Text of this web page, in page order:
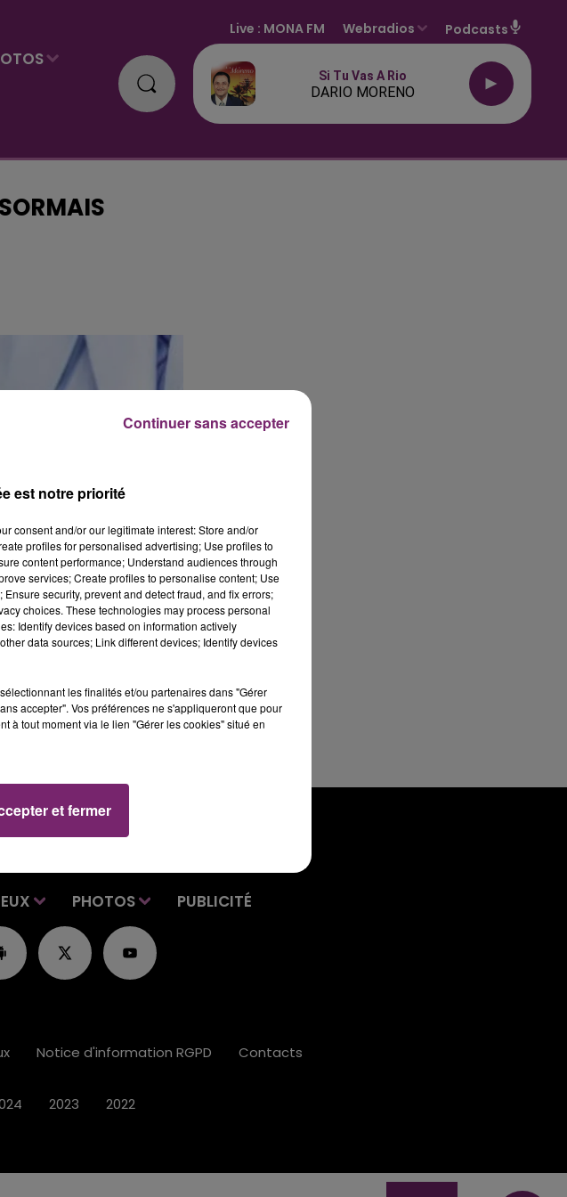
Live : MONA FM Webradios Podcasts
Si Tu Vas A Rio
DARIO MORENO
PHOTOS PUBLICITÉ
Notice d'information RGPD Contacts
2023 2022
est notre priorité
consent and/or our legitimate interest: Store and/or
profiles for personalised advertising; Use profiles to
content performance; Understand audiences through
services; Create profiles to personalise content; Use
security, prevent and detect fraud, and fix errors;
choices. These technologies may process personal
Identify devices based on information actively
data sources; Link different devices; Identify devices
les finalités et/ou partenaires dans "Gérer
accepter". Vos préférences ne s'appliqueront que pour
à tout moment via le lien "Gérer les cookies" situé en
et fermer
Continuer sans accepter